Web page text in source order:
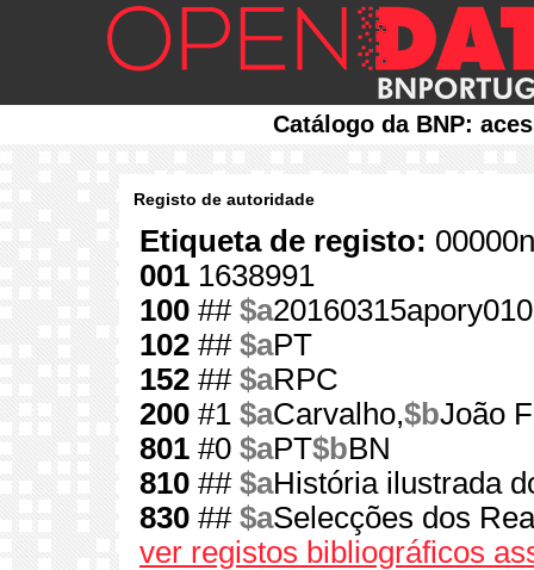
Catálogo da BNP:
Registo de autoridade
Etiqueta de registo:
001 1638991
100 ## $a
102 ## $aPT
152 ## $aRPC
200 #1 $aCarvalho,$bJoão
801 #0 $aPT$bBN
810 ## $aHistória ilustrada
830 ## $aSelecções dos
ver registos bibliográficos